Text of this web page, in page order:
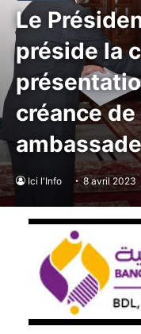
Le
préside la
créance
Ici l'Info 8 avril 2023